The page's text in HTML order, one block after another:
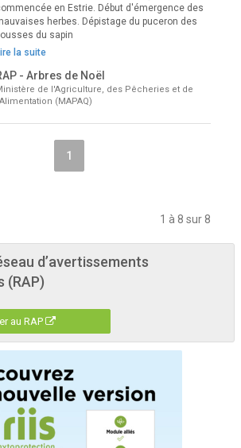
en Estrie. Début d'émergence des
herbes. Dépistage du puceron des
du sapin
la suite
- Arbres de Noël
de l'Agriculture, des Pêcheries et de
(MAPAQ)
1
1 à 8 sur 8
d’avertissements
(RAP)
au RAP